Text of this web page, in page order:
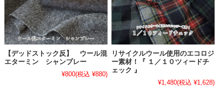
【デッドストック反】 ウール混
エターミン シャンブレー
¥800(税込 ¥880)
リサイクルウール使用のエコロジ
ー素材！『 １／１０ツィードチ
ェック 』
¥1,480(税込 ¥1,628)